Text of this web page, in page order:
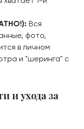
Вся
фото,
в личном
и "шеринга" с
и ухода за